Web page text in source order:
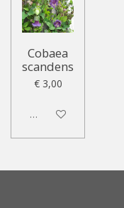
Cobaea
scandens
€ 3,00
Uitgeschakeld